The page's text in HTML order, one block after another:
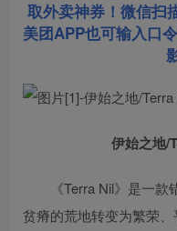
取外卖神券！微信扫
美团APP也可输入口
伊始之地/
《Terra Nil》是一
贫瘠的荒地转变为繁荣、